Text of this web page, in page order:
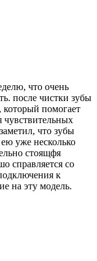
что очень
после чистки зубы
который помогает
чувствительных
что зубы
ею уже несколько
стоящфя
справляется со
к
на эту модель.